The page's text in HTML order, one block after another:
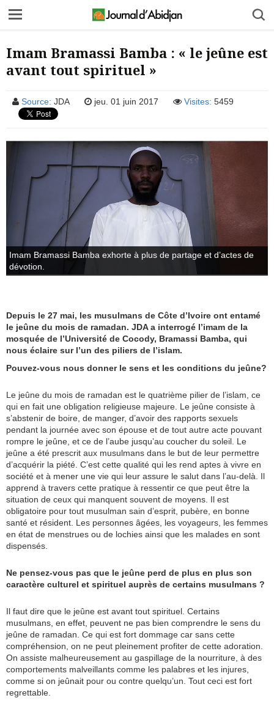
Imam Bramassi Bamba : « le jeûne est
avant tout spirituel »
Source: JDA jeu. 01 juin 2017 Visites: 5459
Imam Bramassi Bamba exhorte à plus de partage et d’actes de
dévotion.
Depuis le 27 mai, les musulmans de Côte d’Ivoire ont entamé
le jeûne du mois de ramadan. JDA a interrogé l’imam de la
mosquée de l’Université de Cocody, Bramassi Bamba, qui
nous éclaire sur l’un des piliers de l’islam.
Pouvez-vous nous donner le sens et les conditions du jeûne?
Le jeûne du mois de ramadan est le quatrième pilier de l’islam, ce
qui en fait une obligation religieuse majeure. Le jeûne consiste à
s’abstenir de boire, de manger, d’avoir des rapports sexuels
pendant la journée avec son épouse et de tout autre acte pouvant
rompre le jeûne, et ce de l’aube jusqu’au coucher du soleil. Le
jeûne a été prescrit aux musulmans dans le but de leur permettre
d’acquérir la piété. C’est cette qualité qui les rend aptes à vivre en
société et à mener une vie qui leur assure le salut dans l’au-delà. Il
apprend à travers cette pratique à ressentir ce que peut être la
situation de ceux qui manquent souvent de moyens. Il est
obligatoire pour tout musulman sain d’esprit, pubère, en bonne
santé et résident. Les personnes âgées, les voyageurs, les femmes
en état de menstrues ou de lochies ainsi que les malades en sont
dispensés.
Ne pensez-vous pas que le jeûne perd de plus en plus son
caractère culturel et spirituel auprès de certains musulmans ?
Il faut dire que le jeûne est avant tout spirituel. Certains
musulmans, en effet, peuvent ne pas bien comprendre le sens du
jeûne de ramadan. Ce qui est fort dommage car sans cette
compréhension, on ne peut pleinement profiter de cette adoration.
On assiste malheureusement au gaspillage de la nourriture, à des
comportements malveillants comme les palabres et les injures,
comme si on jeûnait pour ou contre quelqu’un. Tout ceci est fort
regrettable.